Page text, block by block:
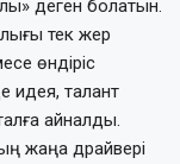
деген болатын.
тек жер
өндіріс
идея, талант
айналды.
жаңа драй­вері